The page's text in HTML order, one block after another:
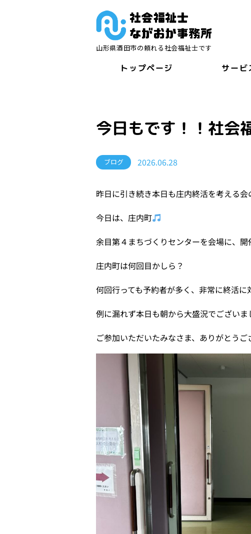
山形県酒田市の頼れる社会福祉士です
トップページ サービ
今日もです！！社会
ブログ 2026.06.28
昨日に引き続き本日も庄内終活を考える会
今日は、庄内町
余目第４まちづくりセンターを会場に、開
庄内町は何回目かしら？
何回行っても予約者が多く、非常に終活に
例に漏れず本日も朝から大盛況でございま
ご参加いただいたみなさま、ありがとうご